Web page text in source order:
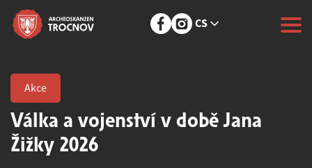
CS
Akce
Válka a vojenství v době Jana
Žižky 2026